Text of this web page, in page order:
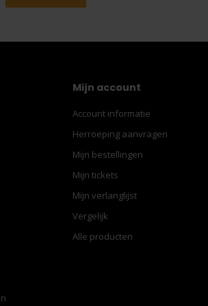
Mijn account
Account informatie
Herroeping aanvragen
Mijn bestellingen
Mijn tickets
Mijn verlanglijst
Vergelijk
Alle producten